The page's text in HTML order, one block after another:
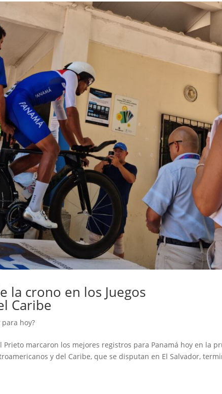
la crono en los Juegos
Caribe
para hoy?
Prieto marcaron los mejores registros para Panamá hoy en la
y del Caribe, que se disputan en El Salvador,